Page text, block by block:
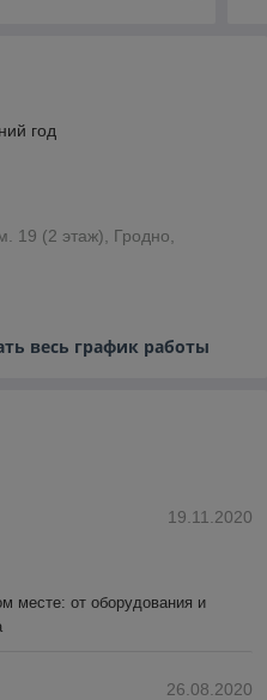
год
19 (2 этаж), Гродно,
весь график работы
19.11.2020
месте: от оборудования и
26.08.2020